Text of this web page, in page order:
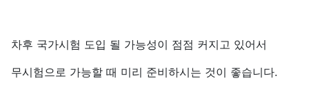
차후 국가시험 도입 될 가능성이 점점 커지고 있어서
무시험으로 가능할 때 미리 준비하시는 것이 좋습니다.